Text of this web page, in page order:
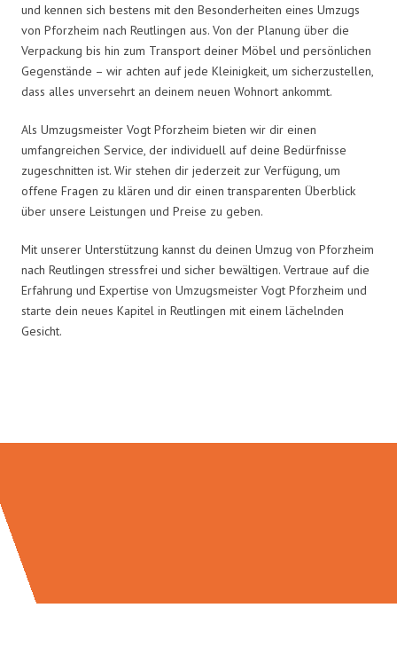
und kennen sich bestens mit den Besonderheiten eines Umzugs
von Pforzheim nach Reutlingen aus. Von der Planung über die
Verpackung bis hin zum Transport deiner Möbel und persönlichen
Gegenstände – wir achten auf jede Kleinigkeit, um sicherzustellen,
dass alles unversehrt an deinem neuen Wohnort ankommt.
Als Umzugsmeister Vogt Pforzheim bieten wir dir einen
umfangreichen Service, der individuell auf deine Bedürfnisse
zugeschnitten ist. Wir stehen dir jederzeit zur Verfügung, um
offene Fragen zu klären und dir einen transparenten Überblick
über unsere Leistungen und Preise zu geben.
Mit unserer Unterstützung kannst du deinen Umzug von Pforzheim
nach Reutlingen stressfrei und sicher bewältigen. Vertraue auf die
Erfahrung und Expertise von Umzugsmeister Vogt Pforzheim und
starte dein neues Kapitel in Reutlingen mit einem lächelnden
Gesicht.